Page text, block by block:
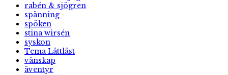
rabén & sjögren
spänning
spöken
stina wirsén
syskon
Tema Lättläst
vänskap
äventyr